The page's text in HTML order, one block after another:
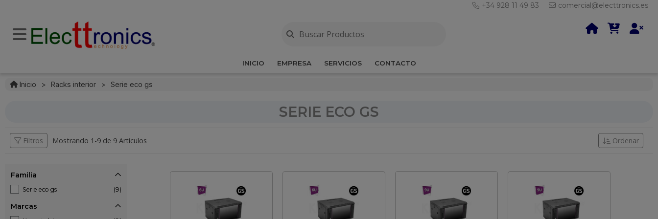
+34 928 11 49 83 comercial@electtronics.es
INICIO EMPRESA SERVICIOS CONTACTO
Inicio > Racks interior > Serie eco gs
SERIE ECO GS
Filtros Mostrando 1-9 de 9 Articulos Ordenar
Familia
Serie eco gs (9)
Marcas